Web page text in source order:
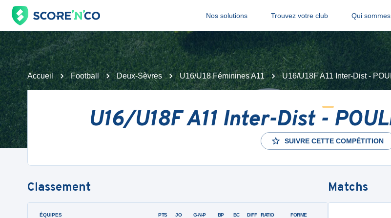
Nos solutions Trouvez votre club Qui
Accueil Football Deux-Sèvres U16/U18 Féminines A11 U16/U18F A11 Inter-Dist -
U16/U18F A11 Inter-Dist -
SUIVRE CETTE COMPÉTITION
Classement
ÉQUIPES PTS JO G-N-P BP BC DIFF RATIO FORME
Matchs